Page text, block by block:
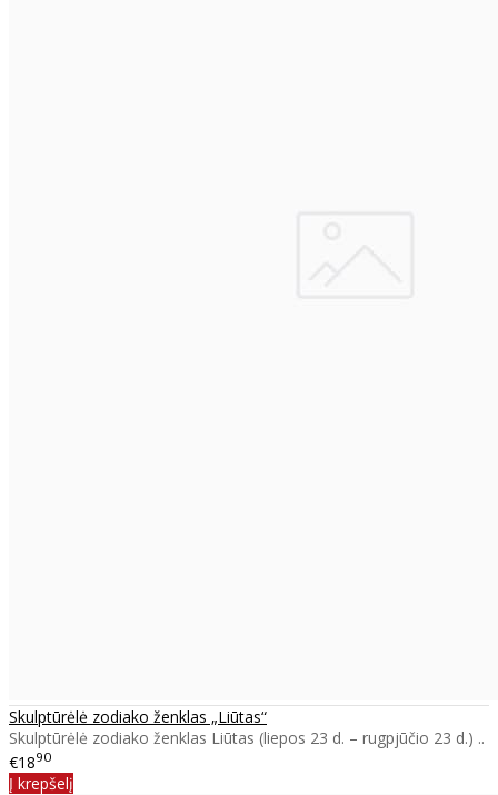
Skulptūrėlė zodiako ženklas „Liūtas“
Skulptūrėlė zodiako ženklas Liūtas (liepos 23 d. – rugpjūčio 23 d.) ..
€1890
Į krepšelį